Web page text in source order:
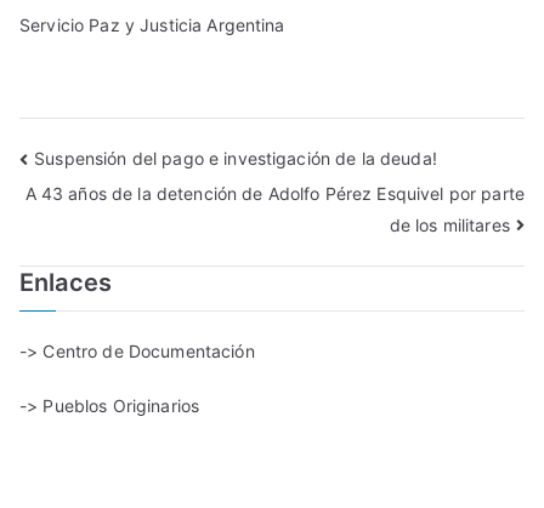
Servicio Paz y Justicia Argentina
Suspensión del pago e investigación de la deuda!
A 43 años de la detención de Adolfo Pérez Esquivel por parte
de los militares
Enlaces
-> Centro de Documentación
-> Pueblos Originarios